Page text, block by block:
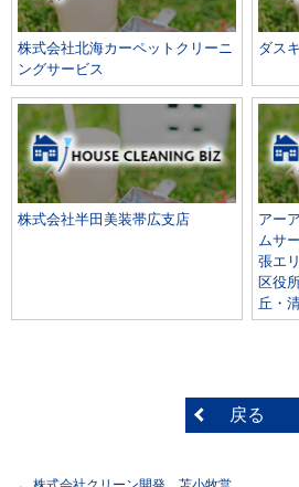
株式会社北海カーペットクリーニ
ングサービス
ダス
株式会社半田美装帯広支店
アー
ムサ
張エ
区役
丘・
戻る